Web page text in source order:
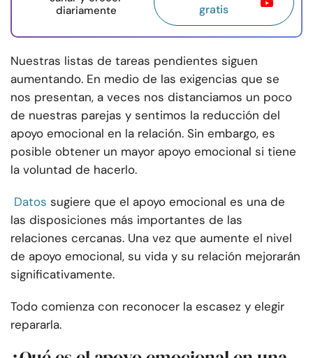
diariamente
gratis
Nuestras listas de tareas pendientes siguen
aumentando. En medio de las exigencias que se
nos presentan, a veces nos distanciamos un poco
de nuestras parejas y sentimos la reducción del
apoyo emocional en la relación. Sin embargo, es
posible obtener un mayor apoyo emocional si tiene
la voluntad de hacerlo.
Datos sugiere que el apoyo emocional es una de
las disposiciones más importantes de las
relaciones cercanas. Una vez que aumente el nivel
de apoyo emocional, su vida y su relación mejorarán
significativamente.
Todo comienza con reconocer la escasez y elegir
repararla.